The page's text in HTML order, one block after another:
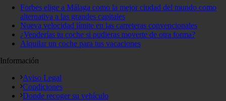
Forbes elige a Málaga como la mejor ciudad del mundo como
alternativa a las grandes capitales
Nueva velocidad límite en las carreteras convencionales
¿Venderías tu coche si pudieras moverte de otra forma?
Alquilar un coche para tus vacaciones
Información
Aviso Legal
Condiciones
Donde recoger su vehículo